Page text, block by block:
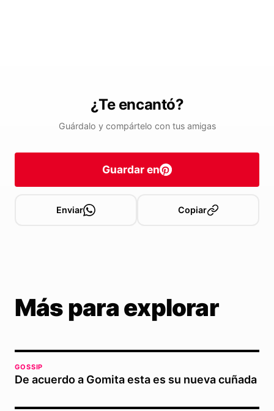
¿Te encantó?
Guárdalo y compártelo con tus amigas
Guardar en
Enviar Copiar
Más para explorar
GOSSIP
De acuerdo a Gomita esta es su nueva cuñada